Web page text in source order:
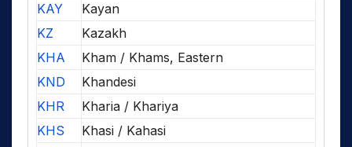
KAY
Kayan
KZ
Kazakh
KHA
Kham / Khams, Eastern
KND
Khandesi
KHR
Kharia / Khariya
KHS
Khasi / Kahasi